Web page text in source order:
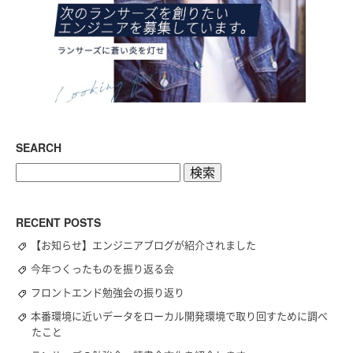
SEARCH
RECENT POSTS
【お知らせ】エンジニアブログが紹介されました
今年つくったものを振り返る会
フロントエンド勉強会の振り返り
本番環境に近いデータをローカル開発環境で取り回すために調べ
たこと